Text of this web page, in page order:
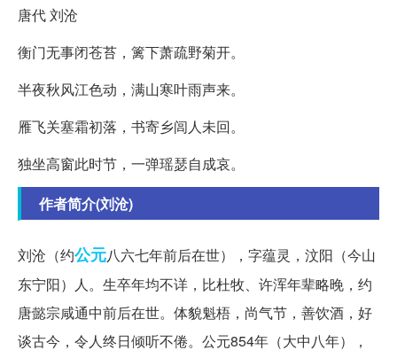
唐代 刘沧
衡门无事闭苍苔，篱下萧疏野菊开。
半夜秋风江色动，满山寒叶雨声来。
雁飞关塞霜初落，书寄乡闾人未回。
独坐高窗此时节，一弹瑶瑟自成哀。
作者简介(刘沧)
刘沧（约公元八六七年前后在世），字蕴灵，汶阳（今山
东宁阳）人。生卒年均不详，比杜牧、许浑年辈略晚，约
唐懿宗咸通中前后在世。体貌魁梧，尚气节，善饮酒，好
谈古今，令人终日倾听不倦。公元854年（大中八年），